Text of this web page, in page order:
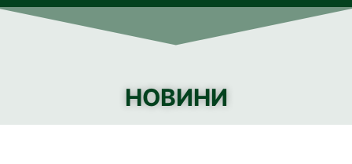
НОВИНИ